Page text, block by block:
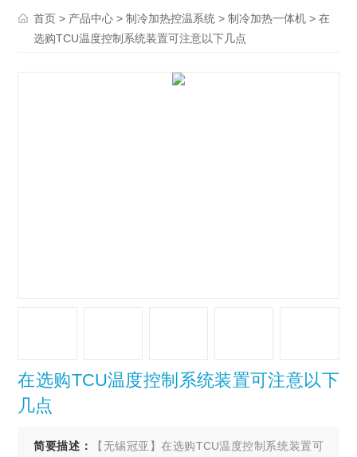
首页 > 产品中心 >制冷加热控温系统 >制冷加热一体机 > 在
选购TCU温度控制系统装置可注意以下几点
在选购TCU温度控制系统装置可注意以下
几点
简要描述：
【无锡冠亚】在选购TCU温度控制系统装置可